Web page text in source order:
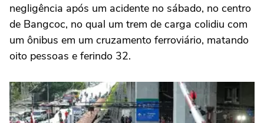
negligência após um acidente no sábado, no centro
de Bangcoc, no qual um trem de carga ⁠colidiu com
um ônibus em ‌um cruzamento ferroviário, matando
oito pessoas e ferindo 32.